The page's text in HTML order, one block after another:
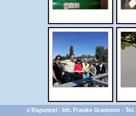
s'Rapunzel - Inh. Frauke Grammer -